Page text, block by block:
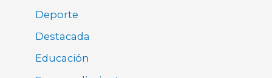
Deporte
Destacada
Educación